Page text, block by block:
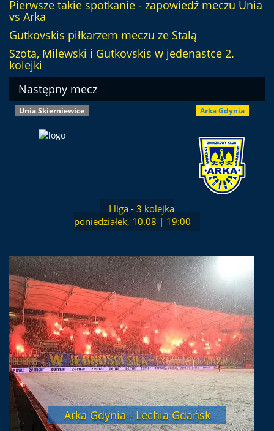
Pierwsze takie spotkanie - zapowiedź meczu Unia
vs Arka
Gutkovskis piłkarzem meczu ze Stalą
Szota, Milewski i Gutkovskis w jedenastce 2.
kolejki
Następny mecz
Unia Skierniewice Arka Gdynia
I liga - 3 kolejka
poniedziałek, 10.08 | 19:00
Arka Gdynia - Lechia Gdańsk